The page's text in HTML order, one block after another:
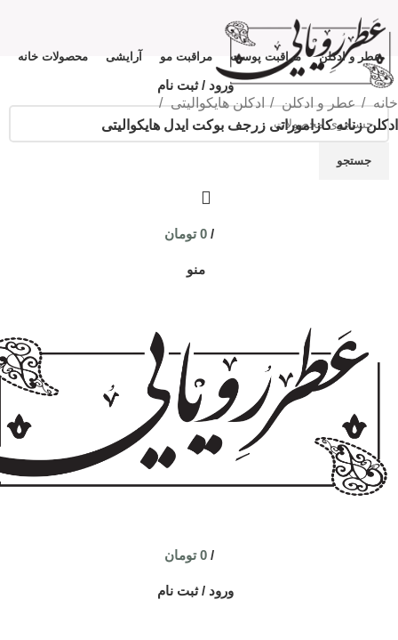
جستجو
/
0 تومان
منو
/
0 تومان
ورود / ثبت نام
عطر و ادکلن مراقبت پوست مراقبت مو آرایشی محصولات خانه
ورود / ثبت نام
خانه
عطر و ادکلن
ادکلن هایکوالیتی
ادکلن زنانه کازاموراتی زرجف بوکت ایدل هایکوالیتی